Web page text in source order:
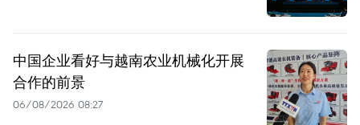
中国企业看好与越南农业机械化开展
合作的前景
06/08/2026 08:27